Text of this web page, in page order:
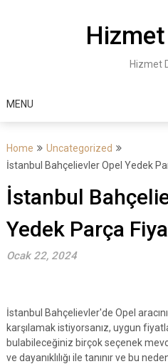
Hizmet
Hizmet
MENU
Home
Uncategorized
İstanbul Bahçelievler Opel Yedek
İstanbul
Yedek Parça
Ocak 22, 2024
İstanbul Bahçelievler'de Opel
karşılamak istiyorsanız, uygun
bulabileceğiniz birçok seçenek
ve dayanıklılığı ile tanınır ve bu